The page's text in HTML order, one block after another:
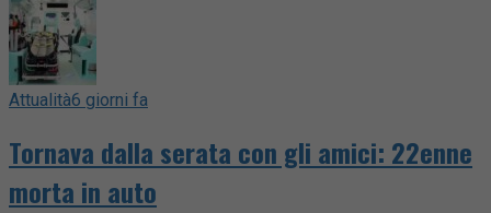
Attualità6 giorni fa
Tornava dalla serata con gli amici: 22enne
morta in auto